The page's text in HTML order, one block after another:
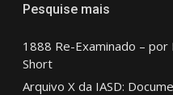
Pesquise mais
1888 Re-Examinado – por
Short
Arquivo X da IASD: